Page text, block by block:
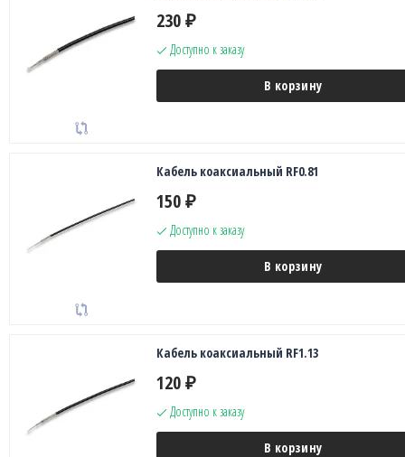
230 ₽
Доступно к заказу
В корзину
Кабель коаксиальный RF0.81
150 ₽
Доступно к заказу
В корзину
Кабель коаксиальный RF1.13
120 ₽
Доступно к заказу
В корзину